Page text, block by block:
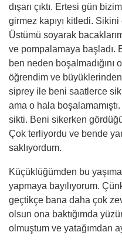
dışarı çıktı. Ertesi gün
girmez kapıyı kitledi. Sikini
Üstümü soyarak
ve pompalamaya başladı.
ben neden boşalmadığını
öğrendim ve büyüklerinden
siprey ile beni saatlerce
ama o hala
sikti. Beni sikerken
Çok terliyordu ve bende
saklıyordum.
Küçüklüğümden bu
yapmaya bayılıyorum.
geçtikçe bana daha çok
olsun ona baktığımda
olmuştum ve yatağımdan